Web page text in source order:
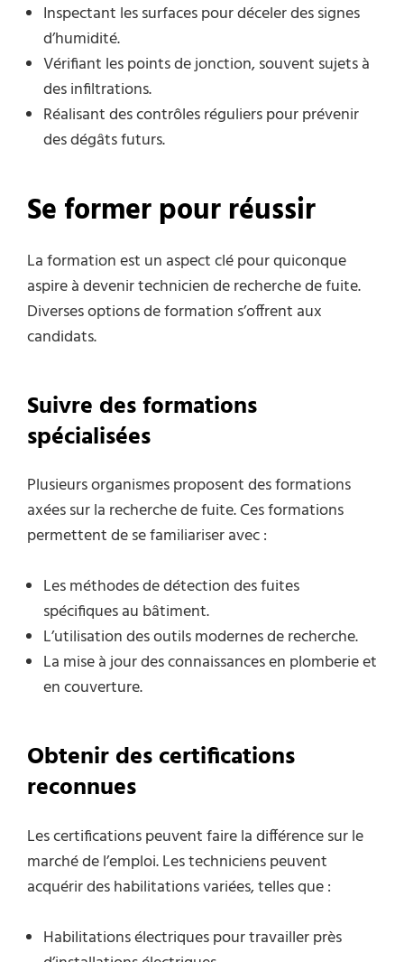
Inspectant les surfaces pour déceler des signes
d’humidité.
Vérifiant les points de jonction, souvent sujets à
des infiltrations.
Réalisant des contrôles réguliers pour prévenir
des dégâts futurs.
Se former pour réussir
La formation est un aspect clé pour quiconque
aspire à devenir technicien de recherche de fuite.
Diverses options de formation s’offrent aux
candidats.
Suivre des formations
spécialisées
Plusieurs organismes proposent des formations
axées sur la recherche de fuite. Ces formations
permettent de se familiariser avec :
Les méthodes de détection des fuites
spécifiques au bâtiment.
L’utilisation des outils modernes de recherche.
La mise à jour des connaissances en plomberie et
en couverture.
Obtenir des certifications
reconnues
Les certifications peuvent faire la différence sur le
marché de l’emploi. Les techniciens peuvent
acquérir des habilitations variées, telles que :
Habilitations électriques pour travailler près